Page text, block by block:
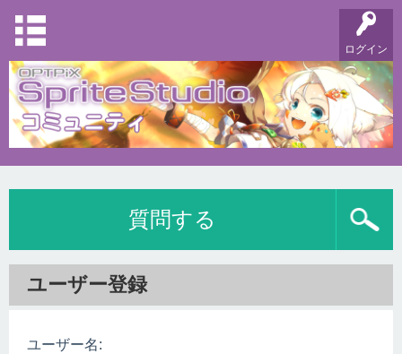
ログイン
質問する
ユーザー登録
ユーザー名: